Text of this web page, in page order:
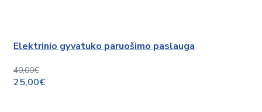
Elektrinio gyvatuko paruošimo paslauga
40,00€
25,00€